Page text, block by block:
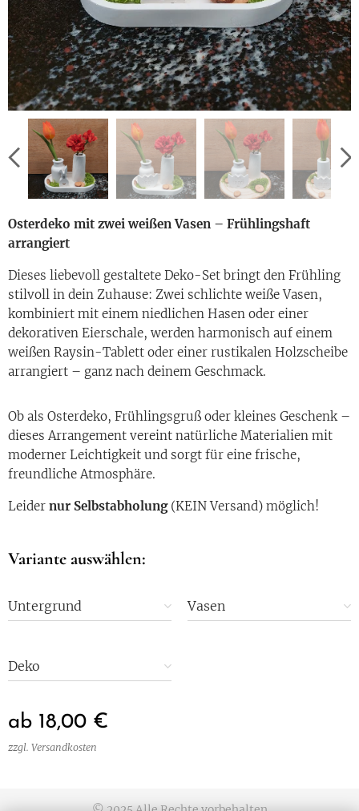
Osterdeko mit zwei weißen Vasen – Frühlingshaft
arrangiert
Dieses liebevoll gestaltete Deko-Set bringt den Frühling
stilvoll in dein Zuhause: Zwei schlichte weiße Vasen,
kombiniert mit einem niedlichen Hasen oder einer
dekorativen Eierschale, werden harmonisch auf einem
weißen Raysin-Tablett oder einer rustikalen Holzscheibe
arrangiert – ganz nach deinem Geschmack.
Ob als Osterdeko, Frühlingsgruß oder kleines Geschenk –
dieses Arrangement vereint natürliche Materialien mit
moderner Leichtigkeit und sorgt für eine frische,
freundliche Atmosphäre.
Leider nur Selbstabholung(KEIN Versand) möglich!
Variante auswählen:
Untergrund Vasen
Deko
ab 18,00 €
zzgl. Versandkosten